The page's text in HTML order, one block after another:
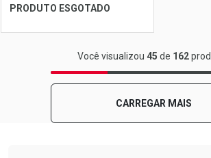
Ver Desconto Convênio
PRODUTO ESGOTADO
FECHAR
Laboratório
FECHAR
Por Menos
Você visualizou 45 de 162
CARREGAR MAIS